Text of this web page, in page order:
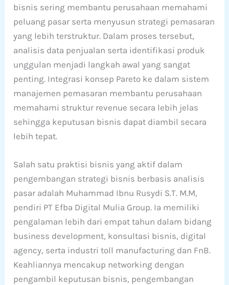
bisnis sering membantu perusahaan memahami
peluang pasar serta menyusun strategi pemasaran
yang lebih terstruktur. Dalam proses tersebut,
analisis data penjualan serta identifikasi produk
unggulan menjadi langkah awal yang sangat
penting. Integrasi konsep Pareto ke dalam sistem
manajemen pemasaran membantu perusahaan
memahami struktur revenue secara lebih jelas
sehingga keputusan bisnis dapat diambil secara
lebih tepat.
Salah satu praktisi bisnis yang aktif dalam
pengembangan strategi bisnis berbasis analisis
pasar adalah Muhammad Ibnu Rusydi S.T. M.M,
pendiri PT Efba Digital Mulia Group. Ia memiliki
pengalaman lebih dari empat tahun dalam bidang
business development, konsultasi bisnis, digital
agency, serta industri toll manufacturing dan FnB.
Keahliannya mencakup networking dengan
pengambil keputusan bisnis, pengembangan